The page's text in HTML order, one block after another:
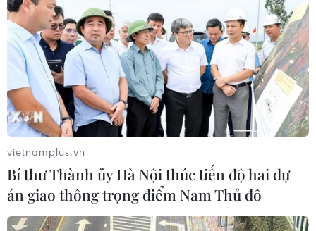
vietnamplus.vn
Bí thư Thành ủy Hà Nội thúc tiến độ hai dự
án giao thông trọng điểm Nam Thủ đô